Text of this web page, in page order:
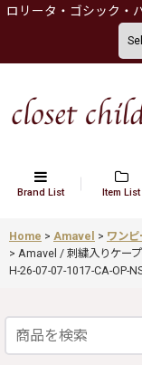
ロリータ・ゴシック・
Brand List Item List
Home > Amavel > ワンピ
> Amavel / 刺繍入りケー
H-26-07-07-1017-CA-OP-